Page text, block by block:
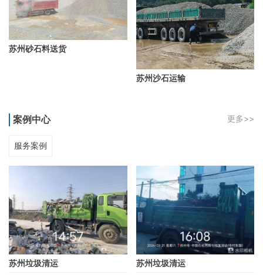
苏州砂石料送货
苏州沙石运输
案例中心 更多>>
服务案例
苏州垃圾清运 苏州垃圾清运